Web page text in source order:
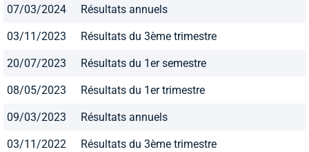
07/03/2024 Résultats annuels
03/11/2023 Résultats du 3ème trimestre
20/07/2023 Résultats du 1er semestre
08/05/2023 Résultats du 1er trimestre
09/03/2023 Résultats annuels
03/11/2022 Résultats du 3ème trimestre